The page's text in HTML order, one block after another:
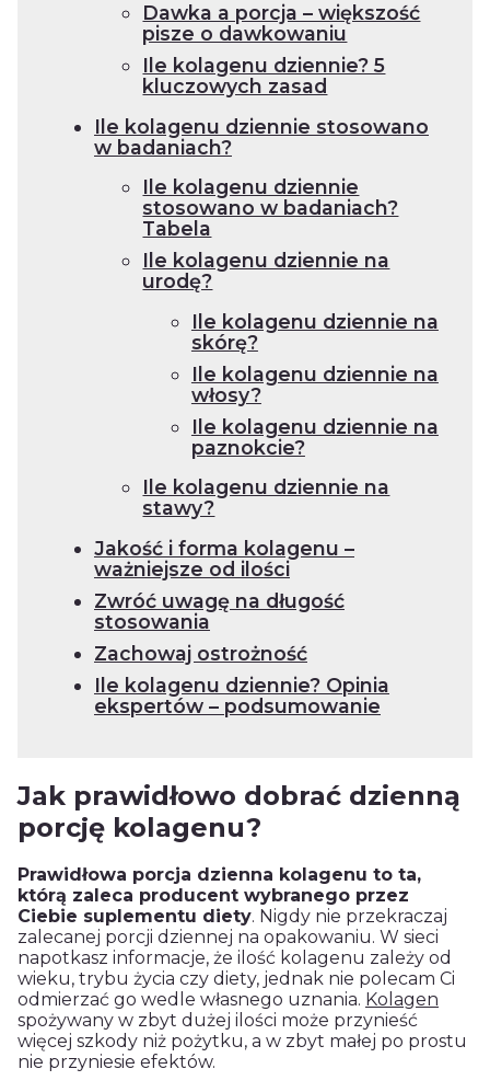
Dawka a porcja – większość
pisze o dawkowaniu
Ile kolagenu dziennie? 5
kluczowych zasad
Ile kolagenu dziennie stosowano
w badaniach?
Ile kolagenu dziennie
stosowano w badaniach?
Tabela
Ile kolagenu dziennie na
urodę?
Ile kolagenu dziennie na
skórę?
Ile kolagenu dziennie na
włosy?
Ile kolagenu dziennie na
paznokcie?
Ile kolagenu dziennie na
stawy?
Jakość i forma kolagenu –
ważniejsze od ilości
Zwróć uwagę na długość
stosowania
Zachowaj ostrożność
Ile kolagenu dziennie? Opinia
ekspertów – podsumowanie
Jak prawidłowo dobrać dzienną
porcję kolagenu?
Prawidłowa porcja dzienna kolagenu to ta,
którą zaleca producent wybranego przez
Ciebie suplementu diety. Nigdy nie przekraczaj
zalecanej porcji dziennej na opakowaniu. W sieci
napotkasz informacje, że ilość kolagenu zależy od
wieku, trybu życia czy diety, jednak nie polecam Ci
odmierzać go wedle własnego uznania. Kolagen
spożywany w zbyt dużej ilości może przynieść
więcej szkody niż pożytku, a w zbyt małej po prostu
nie przyniesie efektów.